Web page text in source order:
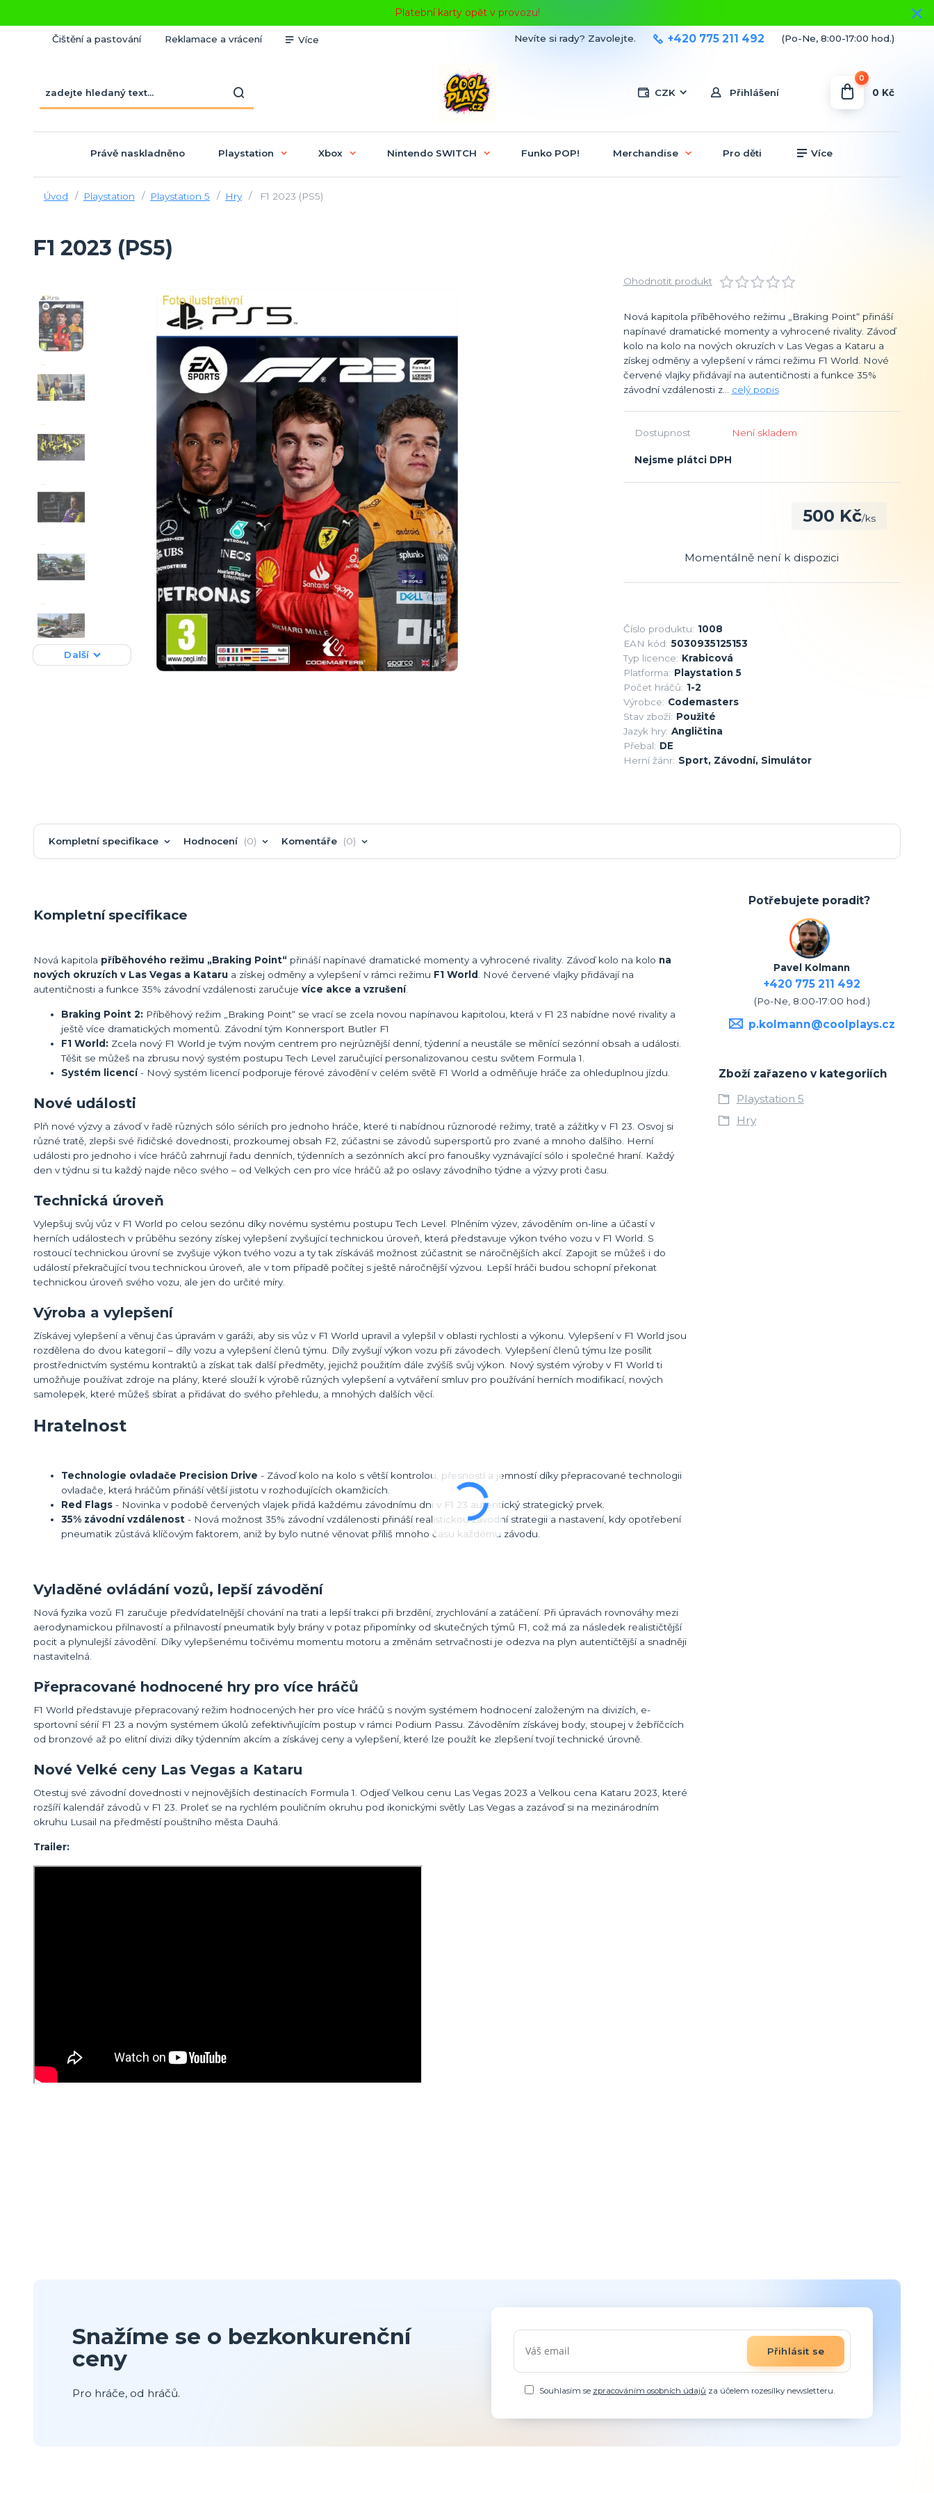
Platební karty opět v provozu!
Čištění a pastování Reklamace a vrácení Více
CZK Přihlášení
Nevíte si rady? Zavolejte. +420 775 211 492 (Po-Ne, 8:00-17:00 hod.)
0
0 Kč
Právě naskladněno Playstation Xbox Nintendo SWITCH Funko POP! Merchandise Pro děti Více
Úvod Playstation Playstation 5 Hry F1 2023 (PS5)
F1 2023 (PS5)
Další
Ohodnotit produkt
Nová kapitola příběhového režimu „Braking Point“ přináší
napínavé dramatické momenty a vyhrocené rivality. Závoď
kolo na kolo na nových okruzích v Las Vegas a Kataru a
získej odměny a vylepšení v rámci režimu F1 World. Nové
červené vlajky přidávají na autentičnosti a funkce 35%
závodní vzdálenosti z... celý popis
Dostupnost Není skladem
Nejsme plátci DPH
500 Kč/ks
Momentálně není k dispozici
Číslo produktu: 1008
EAN kód: 5030935125153
Typ licence: Krabicová
Platforma: Playstation 5
Počet hráčů: 1-2
Výrobce: Codemasters
Stav zboží: Použité
Jazyk hry: Angličtina
Přebal: DE
Herní žánr: Sport, Závodní, Simulátor
Kompletní specifikace Hodnocení 0 Komentáře 0
Kompletní specifikace
Nová kapitola příběhového režimu „Braking Point“ přináší napínavé dramatické momenty a vyhrocené rivality. Závoď kolo na kolo na
nových okruzích v Las Vegas a Kataru a získej odměny a vylepšení v rámci režimu F1 World
. Nové červené vlajky přidávají na
autentičnosti a funkce 35% závodní vzdálenosti zaručuje více akce a vzrušení.
Braking Point 2: Příběhový režim „Braking Point“ se vrací se zcela novou napínavou kapitolou, která v F1 23 nabídne nové rivality a
ještě více dramatických momentů. Závodní tým Konnersport Butler F1
F1 World: Zcela nový F1 World je tvým novým centrem pro nejrůznější denní, týdenní a neustále se měnící sezónní obsah a události.
Těšit se můžeš na zbrusu nový systém postupu Tech Level zaručující personalizovanou cestu světem Formula 1.
Systém licencí- Nový systém licencí podporuje férové závodění v celém světě F1 World a odměňuje hráče za ohleduplnou jízdu.
Nové události
Plň nové výzvy a závoď v řadě různých sólo sériích pro jednoho hráče, které ti nabídnou různorodé režimy, tratě a zážitky v F1 23. Osvoj si
různé tratě, zlepši své řidičské dovednosti, prozkoumej obsah F2, zúčastni se závodů supersportů pro zvané a mnoho dalšího. Herní
události pro jednoho i více hráčů zahrnují řadu denních, týdenních a sezónních akcí pro fanoušky vyznávající sólo i společné hraní. Každý
den v týdnu si tu každý najde něco svého – od Velkých cen pro více hráčů až po oslavy závodního týdne a výzvy proti času.
Technická úroveň
Vylepšuj svůj vůz v F1 World po celou sezónu díky novému systému postupu Tech Level. Plněním výzev, závoděním on-line a účastí v
herních událostech v průběhu sezóny získej vylepšení zvyšující technickou úroveň, která představuje výkon tvého vozu v F1 World. S
rostoucí technickou úrovní se zvyšuje výkon tvého vozu a ty tak získáváš možnost zúčastnit se náročnějších akcí. Zapojit se můžeš i do
událostí překračující tvou technickou úroveň, ale v tom případě počítej s ještě náročnější výzvou. Lepší hráči budou schopní překonat
technickou úroveň svého vozu, ale jen do určité míry.
Výroba a vylepšení
Získávej vylepšení a věnuj čas úpravám v garáži, aby sis vůz v F1 World upravil a vylepšil v oblasti rychlosti a výkonu. Vylepšení v F1 World jsou
rozdělena do dvou kategorií – díly vozu a vylepšení členů týmu. Díly zvyšují výkon vozu při závodech. Vylepšení členů týmu lze posílit
prostřednictvím systému kontraktů a získat tak další předměty, jejichž použitím dále zvýšíš svůj výkon. Nový systém výroby v F1 World ti
umožňuje používat zdroje na plány, které slouží k výrobě různých vylepšení a vytváření smluv pro používání herních modifikací, nových
samolepek, které můžeš sbírat a přidávat do svého přehledu, a mnohých dalších věcí.
Hratelnost
Technologie ovladače Precision Drive - Závoď kolo na kolo s větší kontrolou, přesností a jemností díky přepracované technologii
ovladače, která hráčům přináší větší jistotu v rozhodujících okamžicích.
Red Flags - Novinka v podobě červených vlajek přidá každému závodnímu dni v F1 23 autentický strategický prvek.
35% závodní vzdálenost - Nová možnost 35% závodní vzdálenosti přináší realistickou závodní strategii a nastavení, kdy opotřebení
pneumatik zůstává klíčovým faktorem, aniž by bylo nutné věnovat příliš mnoho času každému závodu.
Vyladěné ovládání vozů, lepší závodění
Nová fyzika vozů F1 zaručuje předvídatelnější chování na trati a lepší trakci při brzdění, zrychlování a zatáčení. Při úpravách rovnováhy mezi
aerodynamickou přilnavostí a přilnavostí pneumatik byly brány v potaz připomínky od skutečných týmů F1, což má za následek realističtější
pocit a plynulejší závodění. Díky vylepšenému točivému momentu motoru a změnám setrvačnosti je odezva na plyn autentičtější a snadněji
nastavitelná.
Přepracované hodnocené hry pro více hráčů
F1 World představuje přepracovaný režim hodnocených her pro více hráčů s novým systémem hodnocení založeným na divizích, e-
sportovní sérií F1 23 a novým systémem úkolů zefektivňujícím postup v rámci Podium Passu. Závoděním získávej body, stoupej v žebříčcích
od bronzové až po elitní divizi díky týdenním akcím a získávej ceny a vylepšení, které lze použít ke zlepšení tvojí technické úrovně.
Nové Velké ceny Las Vegas a Kataru
Otestuj své závodní dovednosti v nejnovějších destinacích Formula 1. Odjeď Velkou cenu Las Vegas 2023 a Velkou cena Kataru 2023, které
rozšíří kalendář závodů v F1 23. Proleť se na rychlém pouličním okruhu pod ikonickými světly Las Vegas a zazávoď si na mezinárodním
okruhu Lusail na předměstí pouštního města Dauhá.
Trailer:
Potřebujete poradit?
Pavel Kolmann
+420 775 211 492
(Po-Ne, 8:00-17:00 hod.)
p.kolmann@coolplays.cz
Zboží zařazeno v kategoriích
Playstation 5
Hry
Snažíme se o bezkonkurenční
ceny
Pro hráče, od hráčů.
Přihlásit se
Souhlasím se zpracováním osobních údajů za účelem rozesílky newsletteru.